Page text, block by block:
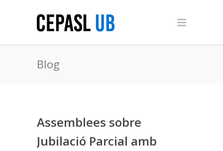
Blog
Assemblees sobre
Jubilació Parcial amb